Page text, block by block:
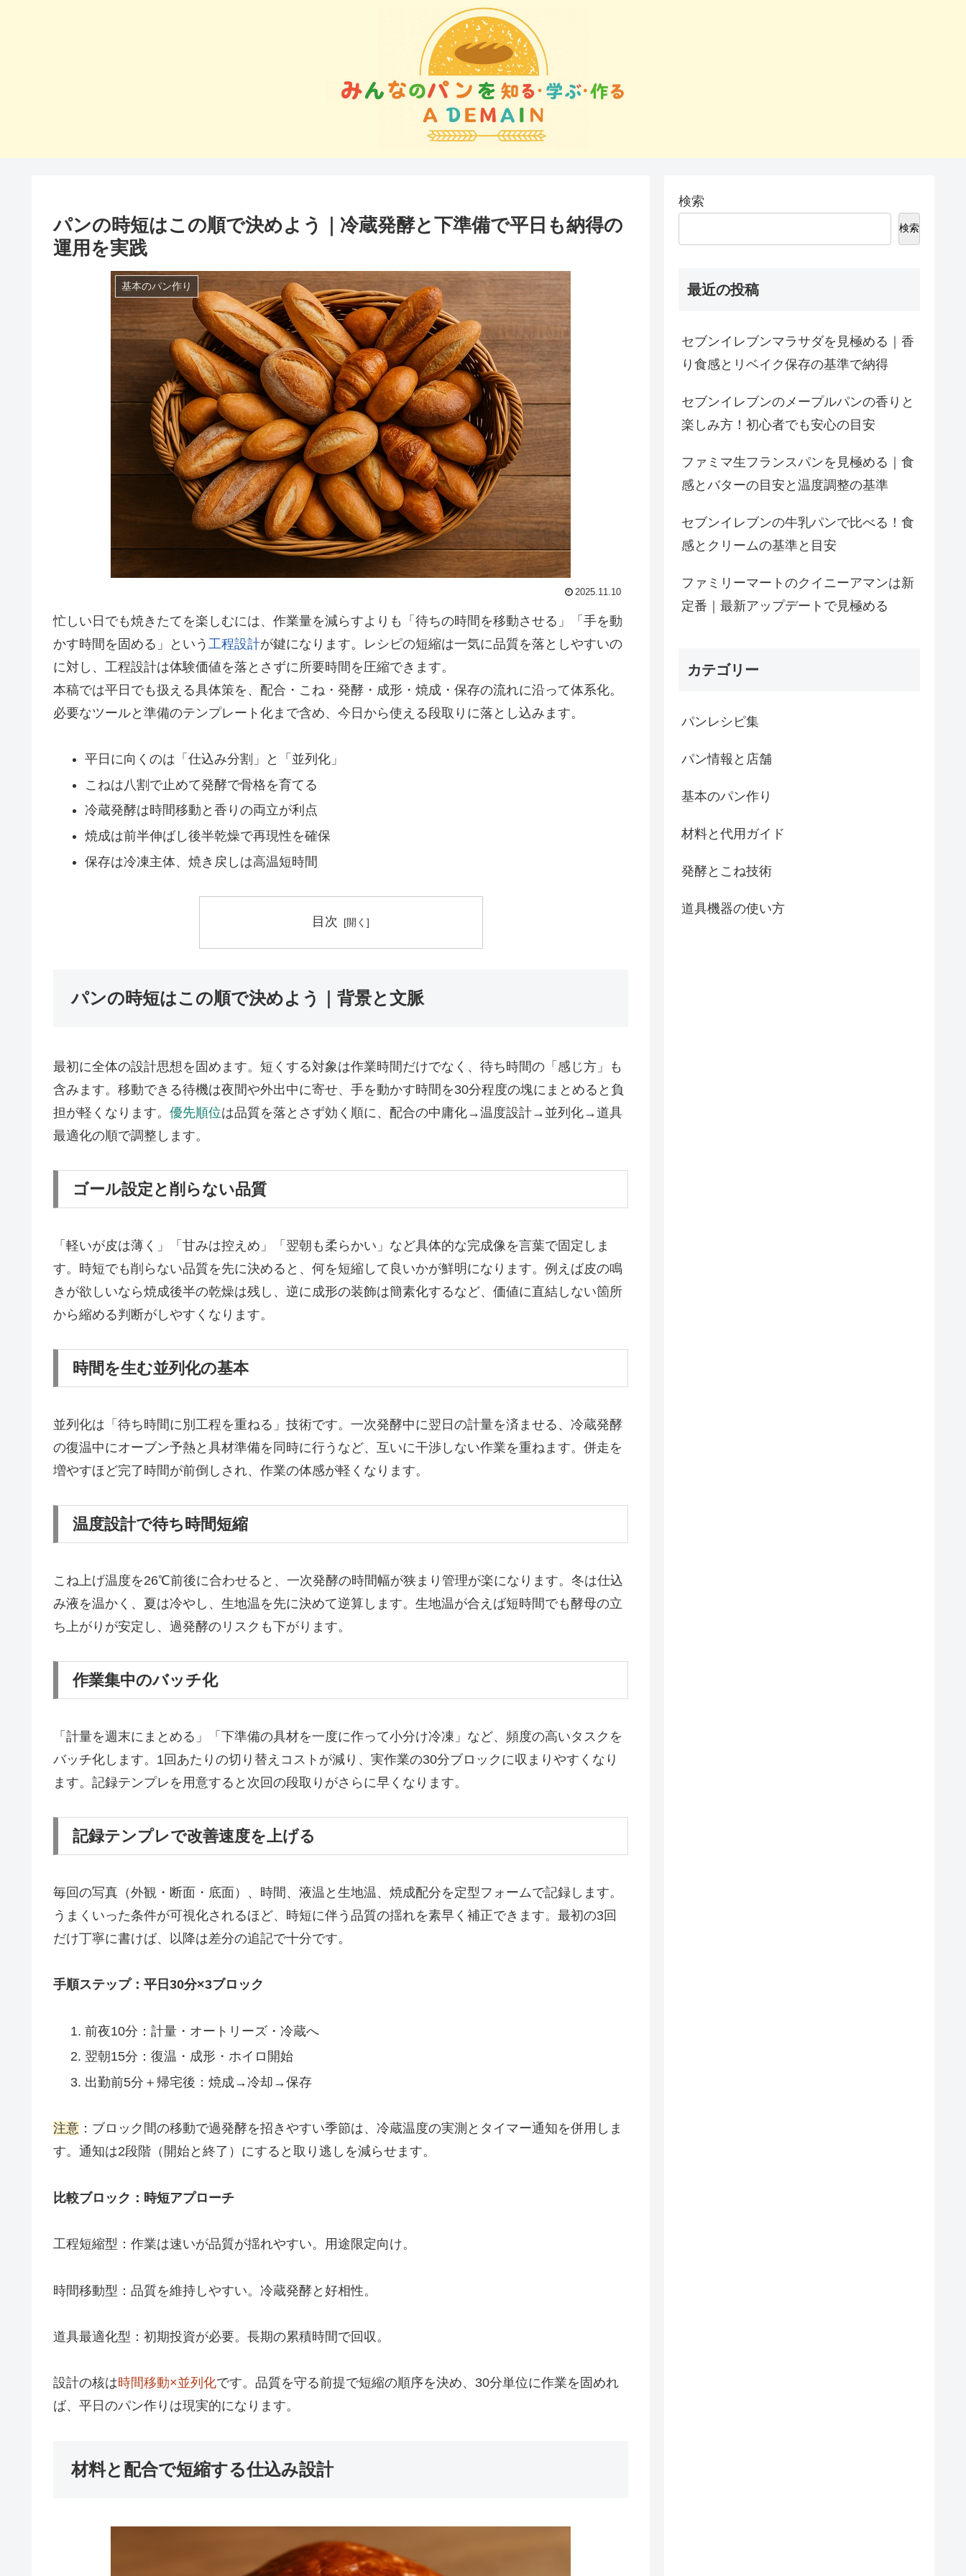
パンの時短はこの順で決めよう｜冷蔵発酵と下準備で平日も納得の
運用を実践
基本のパン作り
2025.11.10
忙しい日でも焼きたてを楽しむには、作業量を減らすよりも「待ちの時間を移動させる」「手を動
かす時間を固める」という 工程設計が鍵になります。レシピの短縮は一気に品質を落としやすいの
に対し、工程設計は体験価値を落とさずに所要時間を圧縮できます。
本稿では平日でも扱える具体策を、配合・こね・発酵・成形・焼成・保存の流れに沿って体系化。
必要なツールと準備のテンプレート化まで含め、今日から使える段取りに落とし込みます。
平日に向くのは「仕込み分割」と「並列化」
こねは八割で止めて発酵で骨格を育てる
冷蔵発酵は時間移動と香りの両立が利点
焼成は前半伸ばし後半乾燥で再現性を確保
保存は冷凍主体、焼き戻しは高温短時間
目次
パンの時短はこの順で決めよう｜背景と文脈
最初に全体の設計思想を固めます。短くする対象は作業時間だけでなく、待ち時間の「感じ方」も
含みます。移動できる待機は夜間や外出中に寄せ、手を動かす時間を30分程度の塊にまとめると負
担が軽くなります。 優先順位は品質を落とさず効く順に、配合の中庸化→温度設計→並列化→道具
最適化の順で調整します。
ゴール設定と削らない品質
「軽いが皮は薄く」「甘みは控えめ」「翌朝も柔らかい」など具体的な完成像を言葉で固定しま
す。時短でも削らない品質を先に決めると、何を短縮して良いかが鮮明になります。例えば皮の鳴
きが欲しいなら焼成後半の乾燥は残し、逆に成形の装飾は簡素化するなど、価値に直結しない箇所
から縮める判断がしやすくなります。
時間を生む並列化の基本
並列化は「待ち時間に別工程を重ねる」技術です。一次発酵中に翌日の計量を済ませる、冷蔵発酵
の復温中にオーブン予熱と具材準備を同時に行うなど、互いに干渉しない作業を重ねます。併走を
増やすほど完了時間が前倒しされ、作業の体感が軽くなります。
温度設計で待ち時間短縮
こね上げ温度を26℃前後に合わせると、一次発酵の時間幅が狭まり管理が楽になります。冬は仕込
み液を温かく、夏は冷やし、生地温を先に決めて逆算します。生地温が合えば短時間でも酵母の立
ち上がりが安定し、過発酵のリスクも下がります。
作業集中のバッチ化
「計量を週末にまとめる」「下準備の具材を一度に作って小分け冷凍」など、頻度の高いタスクを
バッチ化します。1回あたりの切り替えコストが減り、実作業の30分ブロックに収まりやすくなり
ます。記録テンプレを用意すると次回の段取りがさらに早くなります。
記録テンプレで改善速度を上げる
毎回の写真（外観・断面・底面）、時間、液温と生地温、焼成配分を定型フォームで記録します。
うまくいった条件が可視化されるほど、時短に伴う品質の揺れを素早く補正できます。最初の3回
だけ丁寧に書けば、以降は差分の追記で十分です。
手順ステップ：平日30分×3ブロック
前夜10分：計量・オートリーズ・冷蔵へ
翌朝15分：復温・成形・ホイロ開始
出勤前5分＋帰宅後：焼成→冷却→保存
注意 ：ブロック間の移動で過発酵を招きやすい季節は、冷蔵温度の実測とタイマー通知を併用しま
す。通知は2段階（開始と終了）にすると取り逃しを減らせます。
比較ブロック：時短アプローチ
工程短縮型：作業は速いが品質が揺れやすい。用途限定向け。
時間移動型：品質を維持しやすい。冷蔵発酵と好相性。
道具最適化型：初期投資が必要。長期の累積時間で回収。
設計の核は時間移動×並列化です。品質を守る前提で短縮の順序を決め、30分単位に作業を固めれ
ば、平日のパン作りは現実的になります。
材料と配合で短縮する仕込み設計
検索
検索
最近の投稿
セブンイレブンマラサダを見極める｜香
り食感とリベイク保存の基準で納得
セブンイレブンのメープルパンの香りと
楽しみ方！初心者でも安心の目安
ファミマ生フランスパンを見極める｜食
感とバターの目安と温度調整の基準
セブンイレブンの牛乳パンで比べる！食
感とクリームの基準と目安
ファミリーマートのクイニーアマンは新
定番｜最新アップデートで見極める
カテゴリー
パンレシピ集
パン情報と店舗
基本のパン作り
材料と代用ガイド
発酵とこね技術
道具機器の使い方